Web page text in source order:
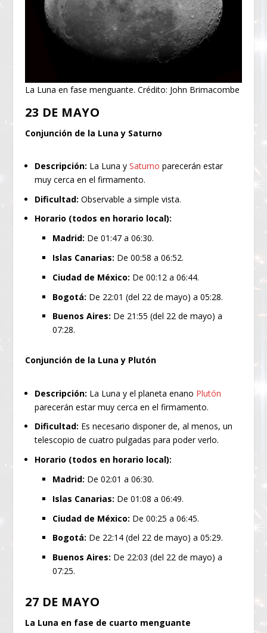
La Luna en fase menguante. Crédito: John Brimacombe
23 DE MAYO
Conjunción de la Luna y Saturno
Descripción: La Luna ySaturno parecerán estar
muy cerca en el firmamento.
Dificultad: Observable a simple vista.
Horario (todos en horario local):
Madrid: De 01:47 a 06:30.
Islas Canarias: De 00:58 a 06:52.
Ciudad de México: De 00:12 a 06:44.
Bogotá: De 22:01 (del 22 de mayo) a 05:28.
Buenos Aires: De 21:55 (del 22 de mayo) a
07:28.
Conjunción de la Luna y Plutón
Descripción: La Luna y el planeta enano Plutón
parecerán estar muy cerca en el firmamento.
Dificultad: Es necesario disponer de, al menos, un
telescopio de cuatro pulgadas para poder verlo.
Horario (todos en horario local):
Madrid: De 02:01 a 06:30.
Islas Canarias: De 01:08 a 06:49.
Ciudad de México: De 00:25 a 06:45.
Bogotá: De 22:14 (del 22 de mayo) a 05:29.
Buenos Aires: De 22:03 (del 22 de mayo) a
07:25.
27 DE MAYO
La Luna en fase de cuarto menguante